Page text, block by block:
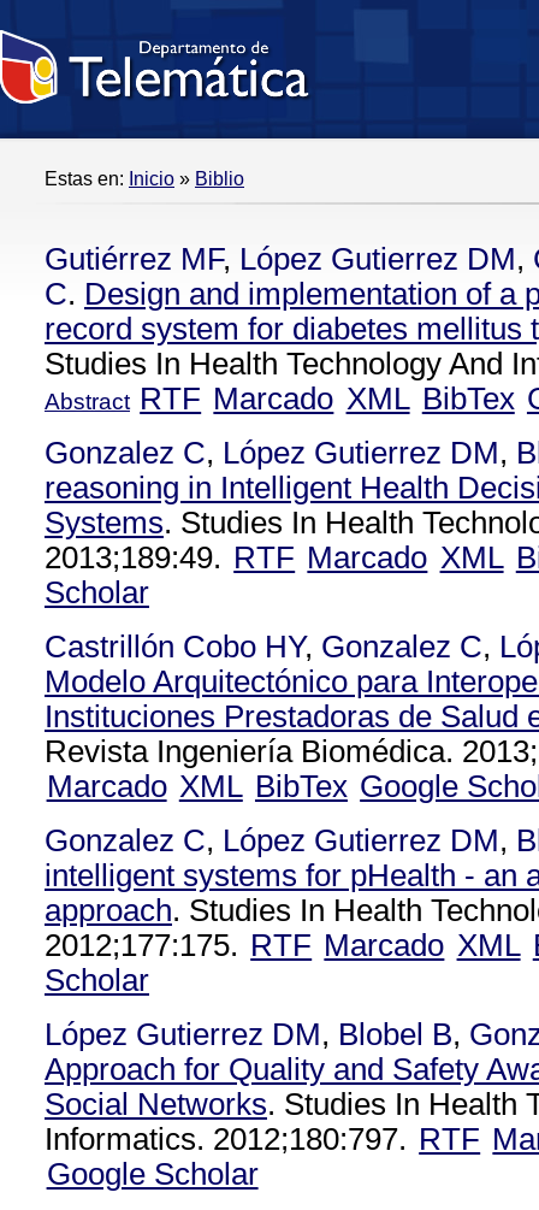
Estas en: Inicio » Biblio
Gutiérrez MF, López Gutierrez DM,
C. Design and implementation of a
record system for diabetes mellitus
Studies In Health Technology And
Abstract RTF Marcado XML BibTex
Gonzalez C, López Gutierrez DM,
reasoning in Intelligent Health
Systems. Studies In Health
2013;189:49. RTF Marcado XML
Scholar
Castrillón Cobo HY, Gonzalez C,
Modelo Arquitectónico para
Instituciones Prestadoras de Salud
Revista Ingeniería Biomédica.
Marcado XML BibTex Google
Gonzalez C, López Gutierrez DM,
intelligent systems for pHealth - an
approach. Studies In Health
2012;177:175. RTF Marcado XML
Scholar
López Gutierrez DM, Blobel B,
Approach for Quality and Safety
Social Networks. Studies In Health
Informatics. 2012;180:797. RTF
Google Scholar